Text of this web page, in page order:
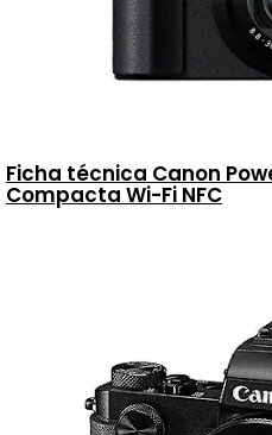
Ficha técnica Canon
Compacta Wi-Fi NFC